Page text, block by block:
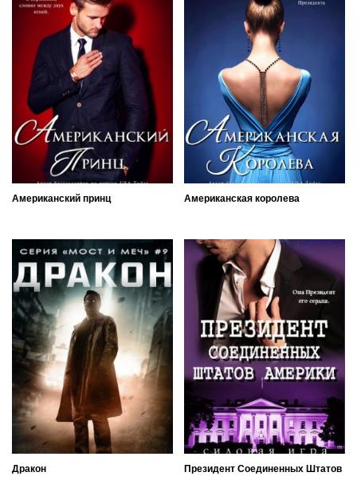
Американский принц Американская королева
Дракон Президент Соединенных Штатов